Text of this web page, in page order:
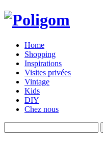
Home
Shopping
Inspirations
Visites privées
Vintage
Kids
DIY
Chez nous